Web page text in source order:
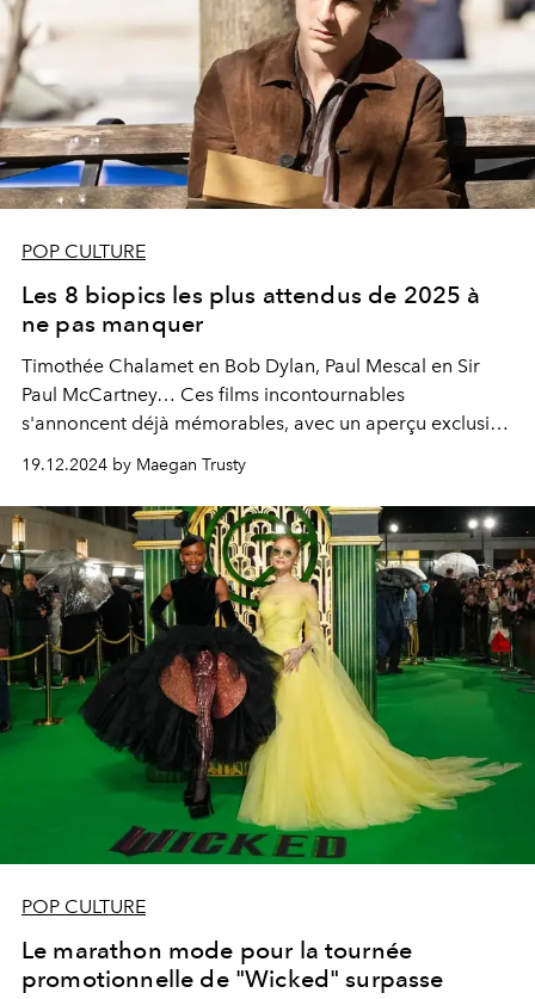
POP CULTURE
Les 8 biopics les plus attendus de 2025 à
ne pas manquer
Timothée Chalamet en Bob Dylan, Paul Mescal en Sir
Paul McCartney… Ces films incontournables
s'annoncent déjà mémorables, avec un aperçu exclusif
des projets prévus pour 2027.
19.12.2024 by Maegan Trusty
POP CULTURE
Le marathon mode pour la tournée
promotionnelle de "Wicked" surpasse